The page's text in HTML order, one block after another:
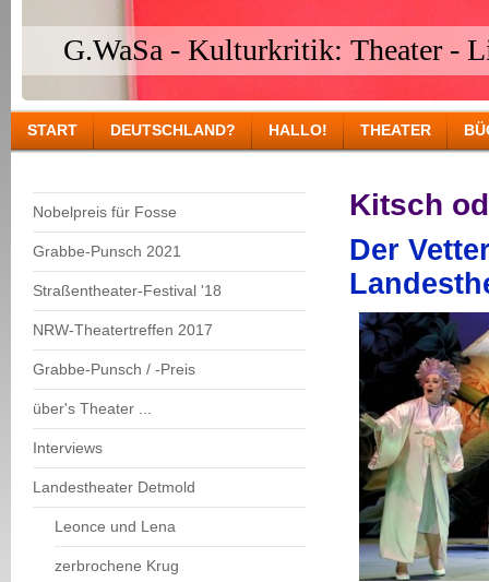
G.WaSa - Kulturkritik: Theater -
START DEUTSCHLAND? HALLO! THEATER
Nobelpreis für Fosse
Grabbe-Punsch 2021
Straßentheater-Festival '18
NRW-Theatertreffen 2017
Grabbe-Punsch / -Preis
über's Theater ...
Interviews
Landestheater Detmold
Leonce und Lena
zerbrochene Krug
Kitsch
Der